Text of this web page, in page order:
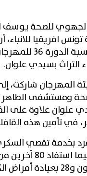
الجهوي للصحة
افريقيا للانباء،
انتظمت بمناسبة
التراث بسيدي علوان.
المهرجان شاركت،
ومستشفى الطاهر
علوان علاوة على
في تأمين هذه
140 فرد بخدمة تقصي
ضغط الدم فيما
الكلى.